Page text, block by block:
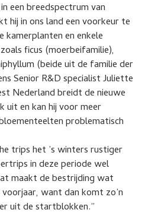
een breedspectrum van
hij in ons land een voorkeur te
kamerplanten en enkele
ficus (moerbeifamilie),
(beide uit de familie der
Senior R&D specialist Juliette
Nederland breidt de nieuwe
uit en kan hij voor meer
problematisch
trips het ’s winters rustiger
in deze periode wel
maakt de bestrijding wat
want dan komt zo’n
uit de startblokken.”